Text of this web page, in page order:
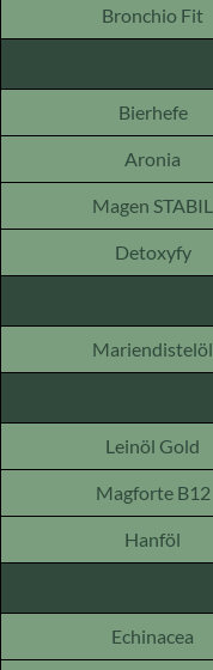
Bronchio Fit
Bierhefe
Aronia
Magen STABIL
Detoxyfy
Mariendistelöl
Leinöl Gold
Magforte B12
Hanföl
Echinacea